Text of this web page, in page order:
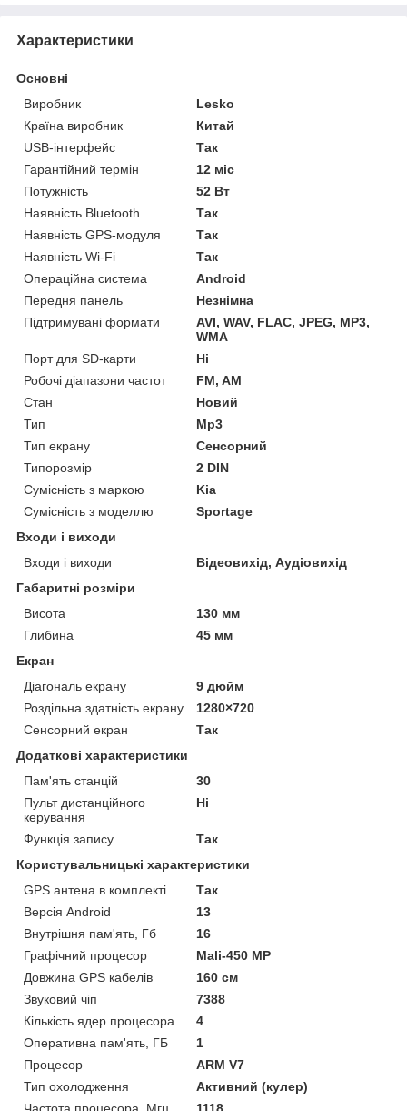
Характеристики
Основні
Виробник
Lesko
Країна виробник
Китай
USB-інтерфейс
Так
Гарантійний термін
12 міс
Потужність
52 Вт
Наявність Bluetooth
Так
Наявність GPS-модуля
Так
Наявність Wi-Fi
Так
Операційна система
Android
Передня панель
Незнімна
Підтримувані формати
AVI, WAV, FLAC, JPEG, MP3,
WMA
Порт для SD-карти
Ні
Робочі діапазони частот
FM, AM
Стан
Новий
Тип
Mp3
Тип екрану
Сенсорний
Типорозмір
2 DIN
Сумісність з маркою
Kia
Сумісність з моделлю
Sportage
Входи і виходи
Входи і виходи
Відеовихід, Аудіовихід
Габаритні розміри
Висота
130 мм
Глибина
45 мм
Екран
Діагональ екрану
9 дюйм
Роздільна здатність екрану
1280×720
Сенсорний екран
Так
Додаткові характеристики
Пам'ять станцій
30
Пульт дистанційного
керування
Ні
Функція запису
Так
Користувальницькі характеристики
GPS антена в комплекті
Так
Версія Android
13
Внутрішня пам'ять, Гб
16
Графічний процесор
Mali-450 MP
Довжина GPS кабелів
160 см
Звуковий чіп
7388
Кількість ядер процесора
4
Оперативна пам'ять, ГБ
1
Процесор
ARM V7
Тип охолодження
Активний (кулер)